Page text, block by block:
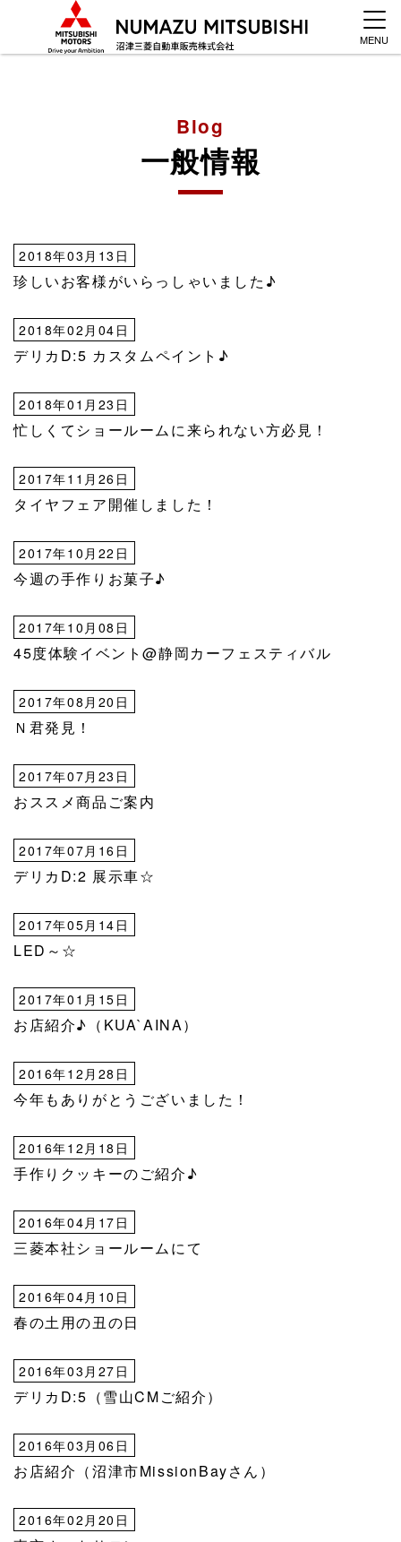
MENU
Blog
一般情報
2018年03月13日
珍しいお客様がいらっしゃいました♪
2018年02月04日
デリカD:5 カスタムペイント♪
2018年01月23日
忙しくてショールームに来られない方必見！
2017年11月26日
タイヤフェア開催しました！
2017年10月22日
今週の手作りお菓子♪
2017年10月08日
45度体験イベント@静岡カーフェスティバル
2017年08月20日
Ｎ君発見！
2017年07月23日
おススメ商品ご案内
2017年07月16日
デリカD:2 展示車☆
2017年05月14日
LED～☆
2017年01月15日
お店紹介♪（KUA`AINA）
2016年12月28日
今年もありがとうございました！
2016年12月18日
手作りクッキーのご紹介♪
2016年04月17日
三菱本社ショールームにて
2016年04月10日
春の土用の丑の日
2016年03月27日
デリカD:5（雪山CMご紹介）
2016年03月06日
お店紹介（沼津市MissionBayさん）
2016年02月20日